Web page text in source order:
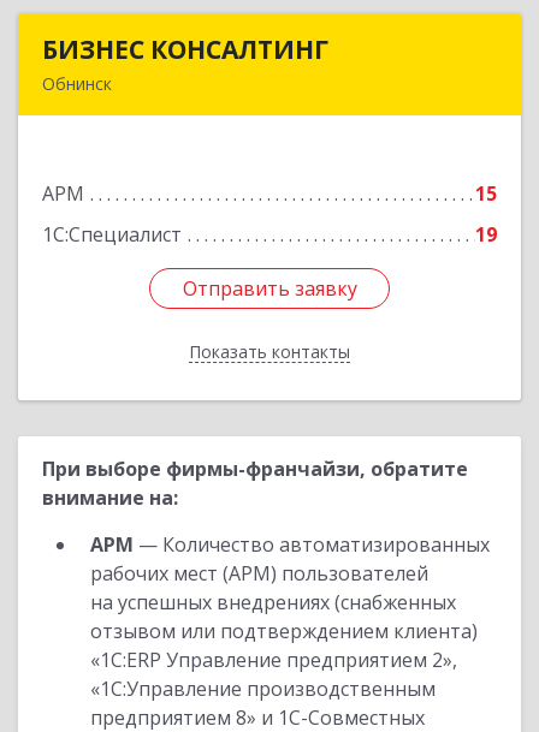
БИЗНЕС КОНСАЛТИНГ
Обнинск
АРМ
15
1С:Специалист
19
Отправить заявку
Показать контакты
БИЗНЕС КОНСАЛТИНГ
Подробнее
Отправить заявку
Назад
При выборе фирмы-франчайзи, обратите
внимание на:
АРМ — Количество автоматизированных
рабочих мест (АРМ) пользователей
на успешных внедрениях (снабженных
отзывом или подтверждением клиента)
«1С:ERP Управление предприятием 2»,
«1С:Управление производственным
предприятием 8» и 1С-Совместных